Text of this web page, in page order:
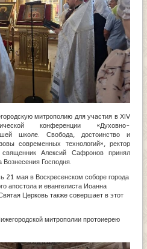
митрополию для участия в ХIV
конференции «Духовно-
школе. Свобода, достоинство и
современных технологий», ректор
Алексий Сафронов принял
Вознесения Господня.
21 мая в Воскресенском соборе города
апостола и евангелиста Иоанна
Церковь также совершает в этот
митрополии протоиерею